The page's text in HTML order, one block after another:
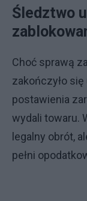
Śledztwo
Choć sprawą
zakończyło
postawienia
wydali towaru.
legalny obrót,
pełni